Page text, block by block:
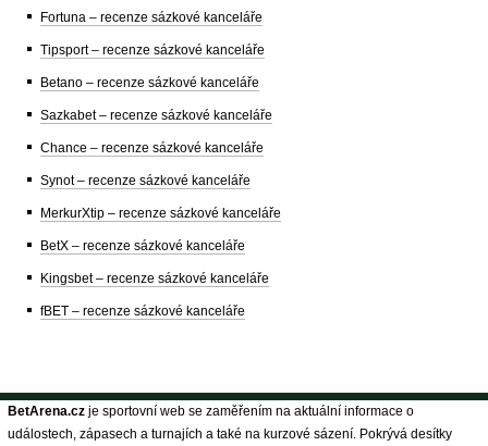
Fortuna – recenze sázkové kanceláře
Tipsport – recenze sázkové kanceláře
Betano – recenze sázkové kanceláře
Sazkabet – recenze sázkové kanceláře
Chance – recenze sázkové kanceláře
Synot – recenze sázkové kanceláře
MerkurXtip – recenze sázkové kanceláře
BetX – recenze sázkové kanceláře
Kingsbet – recenze sázkové kanceláře
fBET – recenze sázkové kanceláře
BetArena.cz je sportovní web se zaměřením na aktuální informace o
událostech, zápasech a turnajích a také na kurzové sázení. Pokrývá desítky